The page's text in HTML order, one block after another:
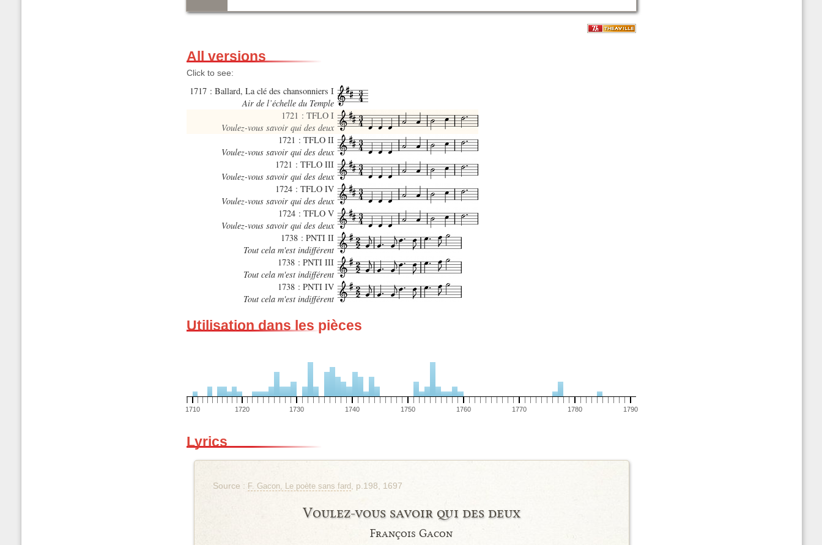
All versions
Click to see:
1717 : Ballard, La clé des chansonniers I
Air de l’échelle du Temple
1721 : TFLO I
Voulez-vous savoir qui des deux
1721 : TFLO II
Voulez-vous savoir qui des deux
1721 : TFLO III
Voulez-vous savoir qui des deux
1724 : TFLO IV
Voulez-vous savoir qui des deux
1724 : TFLO V
Voulez-vous savoir qui des deux
1738 : PNTI II
Tout cela m'est indifférent
1738 : PNTI III
Tout cela m'est indifférent
1738 : PNTI IV
Tout cela m'est indifférent
Utilisation dans les pièces
1710 1720 1730 1740 1750 1760 1770 1780 1790
Lyrics
Source : F. Gacon, Le poète sans fard, p.198, 1697
Voulez-vous savoir qui des deux
François Gacon